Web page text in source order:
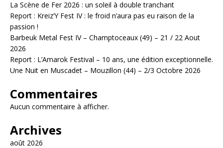
La Scène de Fer 2026 : un soleil à double tranchant
Report : Kreiz’Y Fest IV : le froid n’aura pas eu raison de la
passion !
Barbeuk Metal Fest IV – Champtoceaux (49) – 21 / 22 Aout
2026
Report : L’Amarok Festival – 10 ans, une édition exceptionnelle.
Une Nuit en Muscadet – Mouzillon (44) – 2/3 Octobre 2026
Commentaires
Aucun commentaire à afficher.
Archives
août 2026